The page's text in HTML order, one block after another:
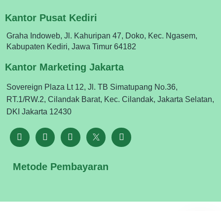
Kantor Pusat Kediri
Graha Indoweb, Jl. Kahuripan 47, Doko, Kec. Ngasem,
Kabupaten Kediri, Jawa Timur 64182
Kantor Marketing Jakarta
Sovereign Plaza Lt 12, Jl. TB Simatupang No.36,
RT.1/RW.2, Cilandak Barat, Kec. Cilandak, Jakarta Selatan,
DKI Jakarta 12430
Metode Pembayaran